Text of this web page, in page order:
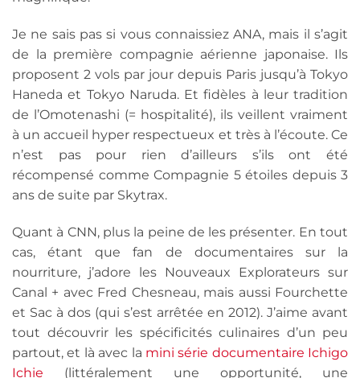
Je ne sais pas si vous connaissiez ANA, mais il s’agit
de la première compagnie aérienne japonaise. Ils
proposent 2 vols par jour depuis Paris jusqu’à Tokyo
Haneda et Tokyo Naruda. Et fidèles à leur tradition
de l’Omotenashi (= hospitalité), ils veillent vraiment
à un accueil hyper respectueux et très à l’écoute. Ce
n’est pas pour rien d’ailleurs s’ils ont été
récompensé comme Compagnie 5 étoiles depuis 3
ans de suite par Skytrax.
Quant à CNN, plus la peine de les présenter. En tout
cas, étant que fan de documentaires sur la
nourriture, j’adore les Nouveaux Explorateurs sur
Canal + avec Fred Chesneau, mais aussi Fourchette
et Sac à dos (qui s’est arrêtée en 2012). J’aime avant
tout découvrir les spécificités culinaires d’un peu
partout, et là avec la mini série documentaire Ichigo
Ichie (littéralement une opportunité, une